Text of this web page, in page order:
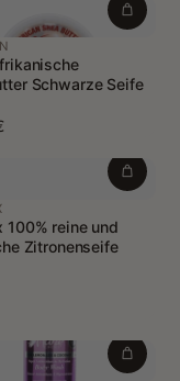
Schwarze Seife
100% reine und
Zitronenseife